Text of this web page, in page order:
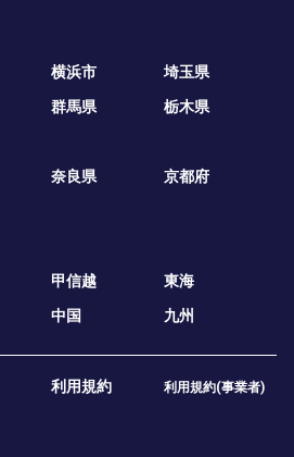
横浜市
埼玉県
群馬県 栃木県
奈良県
京都府
甲信越
東海
中国 九州
利用規約 利用規約(事業者)